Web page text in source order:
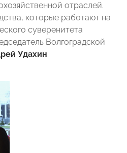
отраслей.
которые работают на
суверенитета
Волгоградской
Удахин.